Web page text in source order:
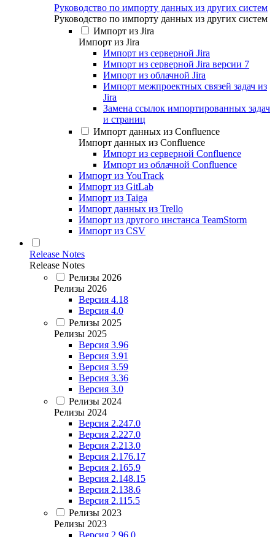
Руководство по импорту данных из других систем
Руководство по импорту данных из других систем
Импорт из Jira
Импорт из Jira
Импорт из серверной Jira
Импорт из серверной Jira версии 7
Импорт из облачной Jira
Импорт межпроектных связей задач из
Jira
Замена ссылок импортированных задач
и страниц
Импорт данных из Confluence
Импорт данных из Confluence
Импорт из серверной Confluence
Импорт из облачной Confluence
Импорт из YouTrack
Импорт из GitLab
Импорт из Taiga
Импорт данных из Trello
Импорт из другого инстанса TeamStorm
Импорт из CSV
Release Notes
Release Notes
Релизы 2026
Релизы 2026
Версия 4.18
Версия 4.0
Релизы 2025
Релизы 2025
Версия 3.96
Версия 3.91
Версия 3.59
Версия 3.36
Версия 3.0
Релизы 2024
Релизы 2024
Версия 2.247.0
Версия 2.227.0
Версия 2.213.0
Версия 2.176.17
Версия 2.165.9
Версия 2.148.15
Версия 2.138.6
Версия 2.115.5
Релизы 2023
Релизы 2023